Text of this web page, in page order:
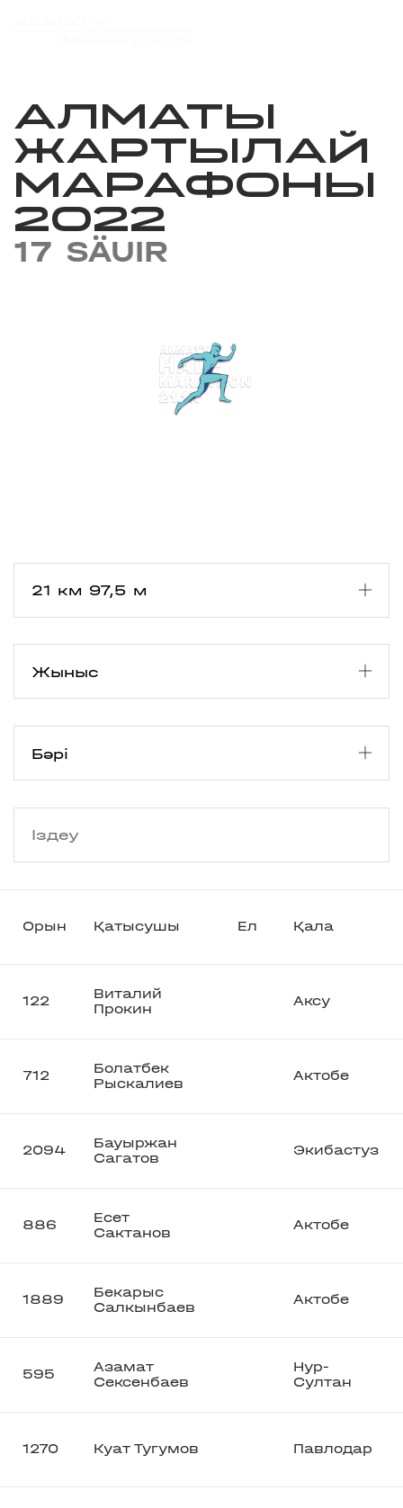
АЛМАТЫ
ЖАРТЫЛАЙ
МАРАФОНЫ
2022
17 SÄUIR
Орын Қатысушы Ел Қала
122
Виталий
Прокин
Аксу
712
Болатбек
Рыскалиев
Актобе
2094
Бауыржан
Сагатов
Экибастуз
886
Есет
Сактанов
Актобе
1889
Бекарыс
Салкынбаев
Актобе
595
Азамат
Сексенбаев
Нур-
Султан
1270 Куат Тугумов Павлодар